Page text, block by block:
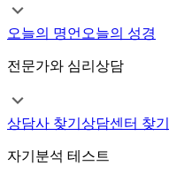
오늘의 명언 오늘의 성경
전문가와 심리상담
상담사 찾기 상담센터 찾기
자기분석 테스트